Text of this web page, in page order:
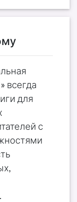
всегда
для
с